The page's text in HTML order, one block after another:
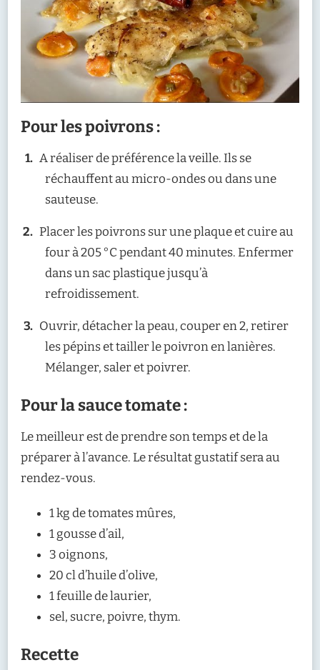
Pour les poivrons :
A réaliser de préférence la veille. Ils se
réchauffent au micro-ondes ou dans une
sauteuse.
Placer les poivrons sur une plaque et cuire au
four à 205 °C pendant 40 minutes. Enfermer
dans un sac plastique jusqu’à
refroidissement.
Ouvrir, détacher la peau, couper en 2, retirer
les pépins et tailler le poivron en lanières.
Mélanger, saler et poivrer.
Pour la sauce tomate :
Le meilleur est de prendre son temps et de la
préparer à l’avance. Le résultat gustatif sera au
rendez-vous.
1 kg de tomates mûres,
1 gousse d’ail,
3 oignons,
20 cl d’huile d’olive,
1 feuille de laurier,
sel, sucre, poivre, thym.
Recette